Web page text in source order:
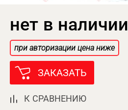
нет в наличии
при авторизации цена ниже
ЗАКАЗАТЬ
К СРАВНЕНИЮ